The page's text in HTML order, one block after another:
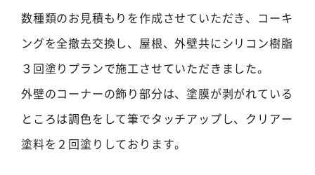
数種類のお見積もりを作成させていただき、コーキ
ングを全撤去交換し、屋根、外壁共にシリコン樹脂
３回塗りプランで施工させていただきました。
外壁のコーナーの飾り部分は、塗膜が剥がれている
ところは調色をして筆でタッチアップし、クリアー
塗料を２回塗りしております。